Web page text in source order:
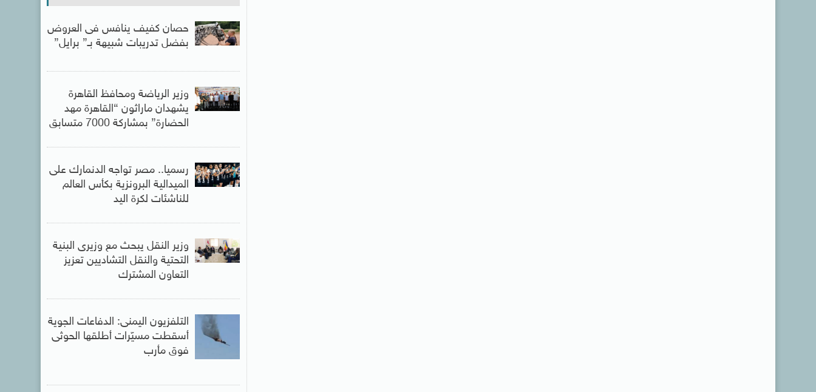
حصان كفيف ينافس فى العروض
بفضل تدريبات شبيهة بـ” برايل”
وزير الرياضة ومحافظ القاهرة
يشهدان ماراثون “القاهرة مهد
الحضارة” بمشاركة 7000 متسابق
رسميا.. مصر تواجه الدنمارك على
الميدالية البرونزية بكأس العالم
للناشئات لكرة اليد
وزير النقل يبحث مع وزيرى البنية
التحتية والنقل التشاديين تعزيز
التعاون المشترك
التلفزيون اليمنى: الدفاعات الجوية
أسقطت مسيّرات أطلقها الحوثى
فوق مأرب